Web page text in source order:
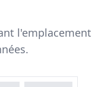
l'emplacement